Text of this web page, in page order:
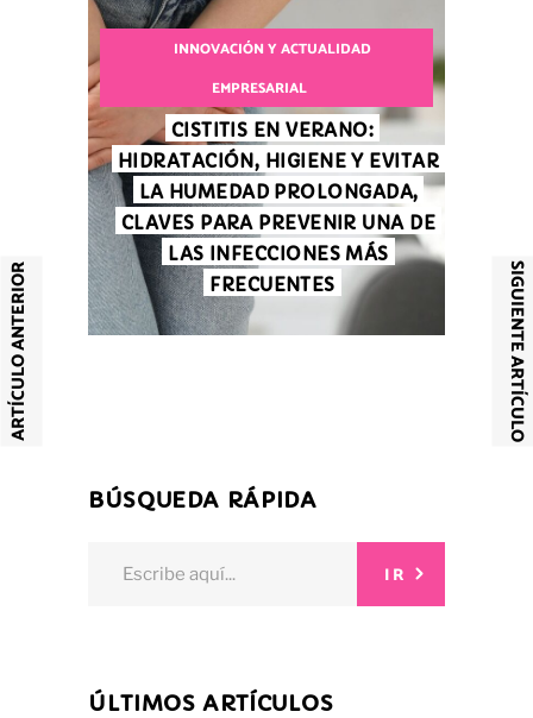
ARTÍCULO ANTERIOR SIGUIENTE ARTÍCULO
INNOVACIÓN Y ACTUALIDAD
EMPRESARIAL
CISTITIS EN VERANO:
HIDRATACIÓN, HIGIENE Y EVITAR
LA HUMEDAD PROLONGADA,
CLAVES PARA PREVENIR UNA DE
LAS INFECCIONES MÁS
FRECUENTES
BÚSQUEDA RÁPIDA
IR
ÚLTIMOS ARTÍCULOS